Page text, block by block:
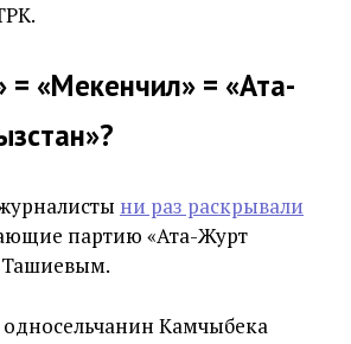
= «Мекенчил» = «Ата-
ни раз раскрывали
партию «Ата-Журт
Ташиевым.
Камчыбека